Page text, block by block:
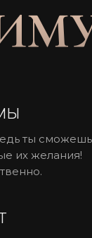
ты сможешь
их желания!